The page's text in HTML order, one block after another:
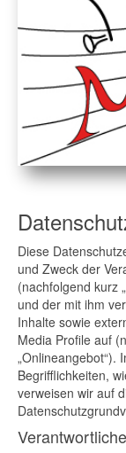
Diese
und Zweck der
(nachfolgend kurz
und der mit ihm
Inhalte sowie
Media Profile auf
„Onlineangebot“).
Begrifflichkeiten,
verweisen wir auf